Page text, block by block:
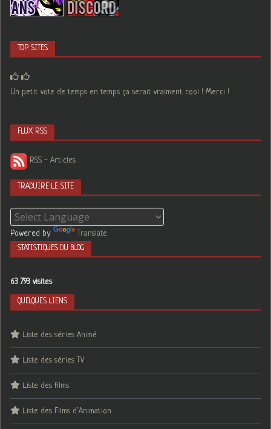
TOP SITES
Un petit vote de temps en temps ça serait vraiment cool ! Merci !
FLUX RSS
RSS - Articles
TRADUIRE LE SITE
Powered by Translate
STATISTIQUES DU BLOG
63 793 visites
QUELQUES LIENS
Liste des séries Animé
Liste des séries TV
Liste des films
Liste des Films d’Animation